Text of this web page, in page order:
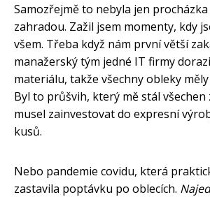
Samozřejmě to nebyla jen
zahradou. Zažil jsem momenty, kdy
všem. Třeba když nám první větší
manažerský tým jedné IT firmy
materiálu, takže všechny obleky
Byl to průšvih, který mě stál všechen
musel zainvestovat do expresní
kusů.
Nebo pandemie covidu, která
zastavila poptávku po oblecích.